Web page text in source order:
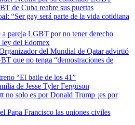
de Cuba reabre sus puertas
“Ser gay será parte de la vida cotidiana
pareja LGBT por no tener derecho
ley del Edomex
del Mundial de Qatar advirtió
que no tenga “demostraciones de
“El baile de los 41”
de Jesse Tyler Ferguson
no solo es por Donald Trump ¡es por
Papa Francisco las uniones civiles